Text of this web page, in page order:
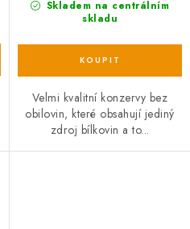
Skladem na centrálním
skladu
Velmi kvalitní konzervy bez
obilovin, které obsahují jediný
zdroj bílkovin a to...